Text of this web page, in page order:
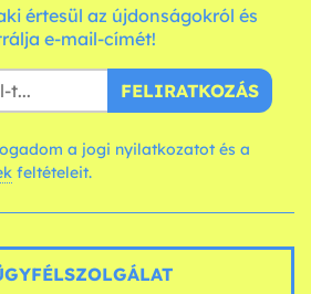
értesül az újdonságokról és
e-mail-címét!
FELIRATKOZÁS
a jogi nyilatkozatot és a
feltételeit.